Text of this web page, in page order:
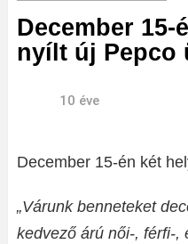
December 15-
nyílt új Pepco
10 éve
December 15-én két
„Várunk benneteket
kedvező árú női-, férfi-,